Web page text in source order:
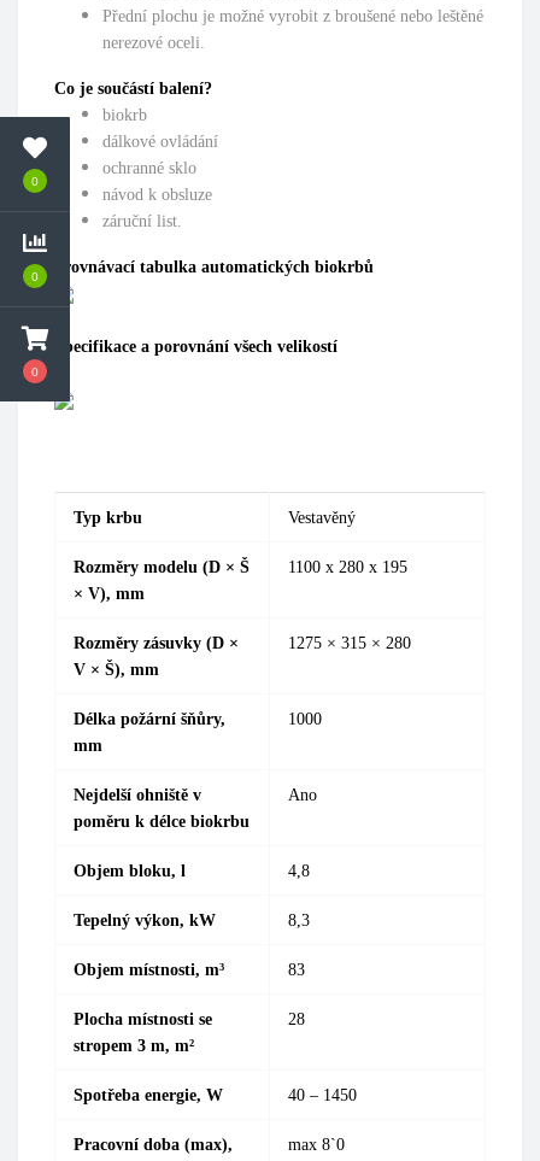
0
0
0
Přední plochu je možné vyrobit z broušené nebo leštěné
nerezové oceli.
Co je součástí balení?
biokrb
dálkové ovládání
ochranné sklo
návod k obsluze
záruční list.
Srovnávací tabulka automatických biokrbů
Specifikace a porovnání všech velikostí
Typ krbu Vestavěný
Rozměry modelu (D × Š
× V), mm
1100 х 280 х 195
Rozměry zásuvky (D ×
V × Š), mm
1275 × 315 × 280
Délka požární šňůry,
mm
1000
Nejdelší ohniště v
poměru k délce biokrbu
Ano
Objem bloku, l 4,8
Tepelný výkon, kW 8,3
Objem místnosti, m³ 83
Plocha místnosti se
stropem 3 m, m²
28
Spotřeba energie, W 40 – 1450
Pracovní doba (max), max 8`0